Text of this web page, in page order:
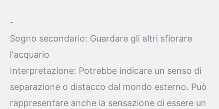
-
Sogno secondario: Guardare gli altri sfiorare
l'acquario
Interpretazione: Potrebbe indicare un senso di
separazione o distacco dal mondo esterno. Può
rappresentare anche la sensazione di essere un